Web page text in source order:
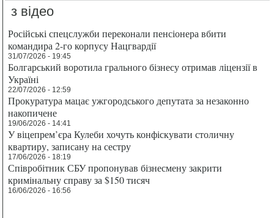
з відео
Російські спецслужби переконали пенсіонера вбити
командира 2-го корпусу Нацгвардії
31/07/2026 - 19:45
Болгарський воротила грального бізнесу отримав ліцензії в
Україні
22/07/2026 - 12:59
Прокуратура мацає ужгородського депутата за незаконно
накопичене
19/06/2026 - 14:41
У віцепрем’єра Кулеби хочуть конфіскувати столичну
квартиру, записану на сестру
17/06/2026 - 18:19
Співробітник СБУ пропонував бізнесмену закрити
кримінальну справу за $150 тисяч
16/06/2026 - 16:56